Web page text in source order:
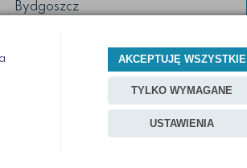
AKCEPTUJĘ WSZYSTKIE
TYLKO WYMAGANE
USTAWIENIA
Bydgoszcz
www.optykzuchowscy.pl
Projekt i oprogramowanie sklepu: